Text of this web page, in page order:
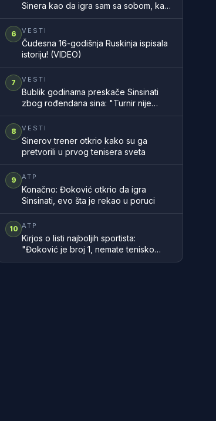
Sinera kao da igra sam sa sobom, kao
6 VESTI
Čudesna 16-godišnja Ruskinja ispisala
istoriju! (VIDEO)
7 VESTI
Bublik godinama preskače Sinsinati
zbog rođendana sina: "Turnir nije
8 VESTI
Sinerov trener otkrio kako su ga
pretvorili u prvog tenisera sveta
9 ATP
Konačno: Đoković otkrio da igra
Sinsinati, evo šta je rekao u poruci
10 ATP
Kirjos o listi najboljih sportista:
"Đoković je broj 1, nemate tenisko
znanje"